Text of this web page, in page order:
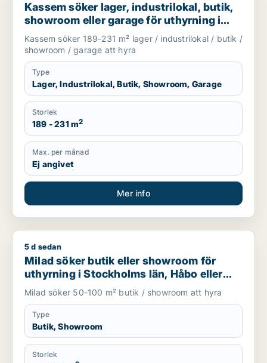
Kassem söker lager, industrilokal, butik,
showroom eller garage för uthyrning i
Upplands Väsby, Vallentuna eller
Upplands-Bro m.fl.
Kassem söker 189-231 m² lager / industrilokal / butik /
showroom / garage att hyra
Type
Lager, Industrilokal, Butik, Showroom, Garage
Storlek
189 - 231 m2
Max. per månad
Ej angivet
Mer info
Milad söker butik eller showroom för uthyrning i Stockholms
5 d sedan
Milad söker butik eller showroom för
uthyrning i Stockholms län, Håbo eller
Knivsta
Milad söker 50-100 m² butik / showroom att hyra
Type
Butik, Showroom
Storlek